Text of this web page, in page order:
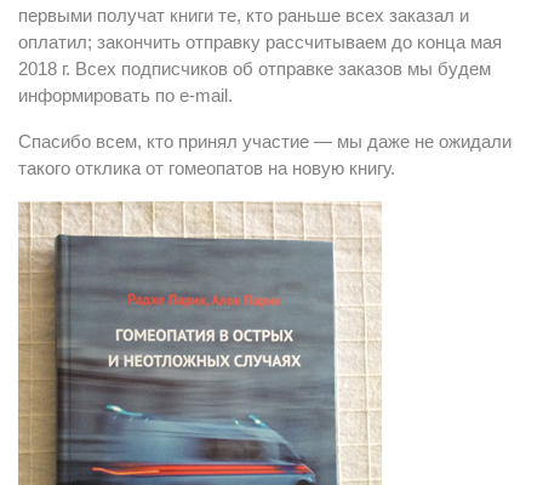
первыми получат книги те, кто раньше всех заказал и
оплатил; закончить отправку рассчитываем до конца мая
2018 г. Всех подписчиков об отправке заказов мы будем
информировать по e-mail.
Спасибо всем, кто принял участие — мы даже не ожидали
такого отклика от гомеопатов на новую книгу.